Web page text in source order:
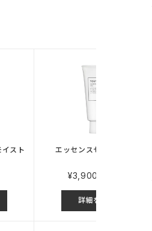
スト エッセンスセレクトゲル
¥3,900
詳細を見る